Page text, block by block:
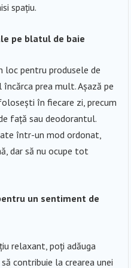
spațiu.
pe blatul de baie
loc pentru produsele de
prea mult. Așază pe
în fiecare zi, precum
față sau deodorantul.
într-un mod ordonat,
dar să nu ocupe tot
un sentiment de
relaxant, poți adăuga
contribuie la crearea unei